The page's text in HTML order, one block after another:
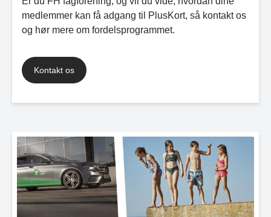
medlemmer kan få adgang til PlusKort, så kontakt os
og hør mere om fordelsprogrammet.
Kontakt os